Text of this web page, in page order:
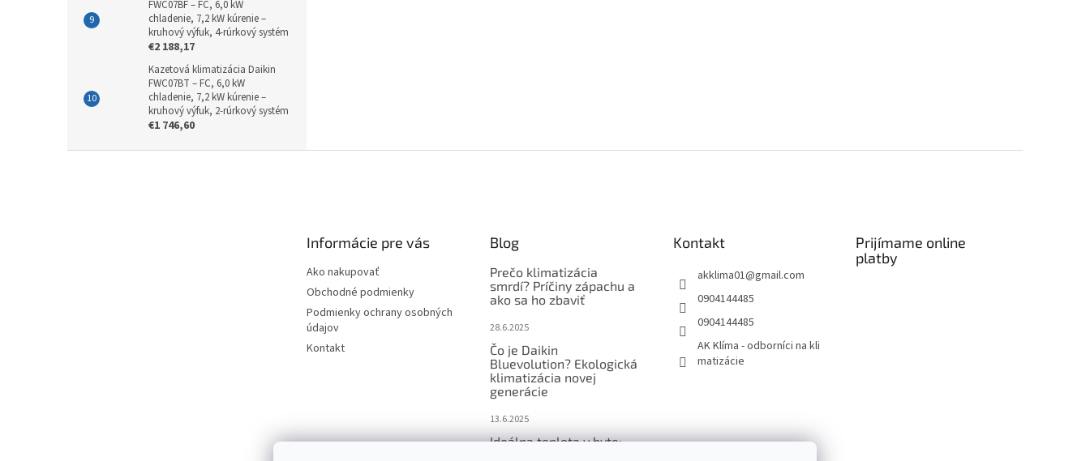
FWC07BF – FC, 6,0 kW
chladenie, 7,2 kW kúrenie –
kruhový výfuk, 4-rúrkový systém
€2 188,17
Kazetová klimatizácia Daikin
FWC07BT – FC, 6,0 kW
chladenie, 7,2 kW kúrenie –
kruhový výfuk, 2-rúrkový systém
€1 746,60
Informácie pre vás
Ako nakupovať
Obchodné podmienky
Podmienky ochrany osobných
údajov
Kontakt
Blog
Prečo klimatizácia
smrdí? Príčiny zápachu a
ako sa ho zbaviť
28.6.2025
Čo je Daikin
Bluevolution? Ekologická
klimatizácia novej
generácie
13.6.2025
Ideálna teplota v byte:
Kontakt
akklima01@gmail.com
0904144485
0904144485
AK Klíma - odborníci na kli
matizácie
Prijímame online
platby